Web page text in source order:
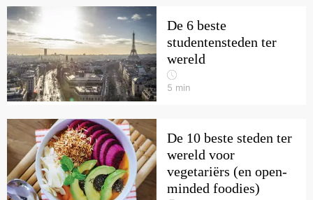
De 6 beste
studentensteden ter
wereld
5 min
De 10 beste steden ter
wereld voor
vegetariërs (en open-
minded foodies)